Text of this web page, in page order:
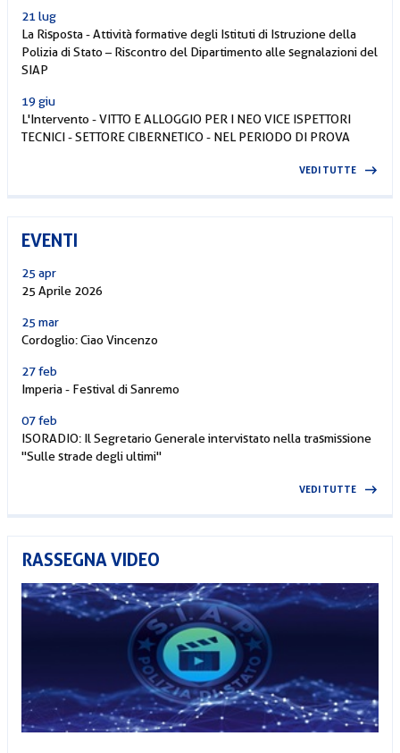
21 lug
La Risposta - Attività formative degli Istituti di Istruzione della
Polizia di Stato – Riscontro del Dipartimento alle segnalazioni del
SIAP
19 giu
L'Intervento - VITTO E ALLOGGIO PER I NEO VICE ISPETTORI
TECNICI - SETTORE CIBERNETICO - NEL PERIODO DI PROVA
VEDI TUTTE
EVENTI
25 apr
25 Aprile 2026
25 mar
Cordoglio: Ciao Vincenzo
27 feb
Imperia - Festival di Sanremo
07 feb
ISORADIO: Il Segretario Generale intervistato nella trasmissione
"Sulle strade degli ultimi"
VEDI TUTTE
RASSEGNA VIDEO